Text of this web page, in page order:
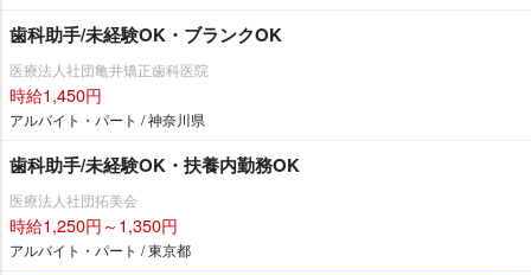
歯科助手/未経験OK・ブランクOK
医療法人社団亀井矯正歯科医院
時給1,450円
アルバイト・パート / 神奈川県
歯科助手/未経験OK・扶養内勤務OK
医療法人社団拓美会
時給1,250円～1,350円
アルバイト・パート / 東京都